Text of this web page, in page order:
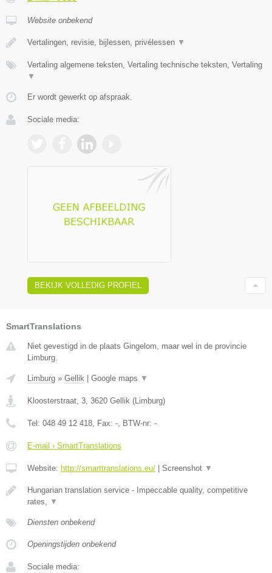
Website onbekend
Vertalingen, revisie, bijlessen, privélessen ▼
Vertaling algemene teksten, Vertaling technische teksten, Vertaling
▼
Er wordt gewerkt op afspraak.
Sociale media:
BEKIJK VOLLEDIG PROFIEL
SmartTranslations
Niet gevestigd in de plaats Gingelom, maar wel in de provincie
Limburg.
Limburg » Gellik Google maps ▼
Kloosterstraat, 3, 3620 Gellik (Limburg)
Tel: 048 49 12 418, Fax: -, BTW-nr: -
E-mail › SmartTranslations
Website: http://smarttranslations.eu/ Screenshot ▼
Hungarian translation service - Impeccable quality, competitive
rates, ▼
Diensten onbekend
Openingstijden onbekend
Sociale media: